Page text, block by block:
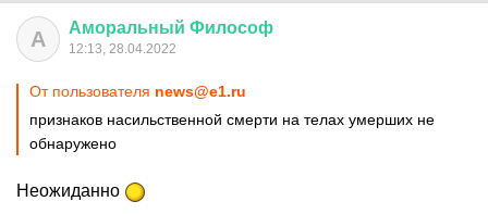
А Аморальный Философ
12:13, 28.04.2022
От пользователя news@e1.ru
признаков насильственной смерти на телах умерших не
обнаружено
Неожиданно